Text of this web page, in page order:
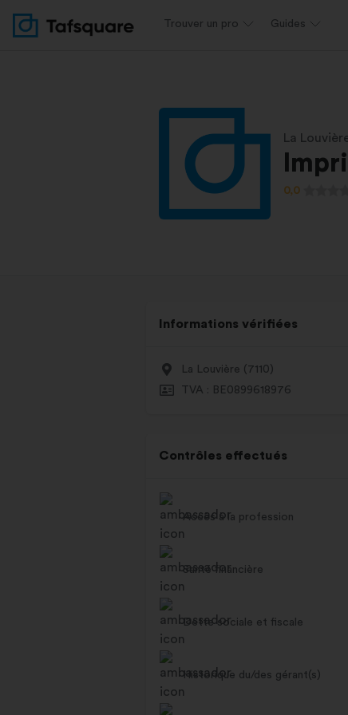
Trouver un pro Guides
La
0,0
Informations vérifiées
La Louvière (7110)
TVA : BE0899618976
Contrôles effectués
Accès à la profession
Santé financière
Dette sociale et fiscale
Historique du/des gérant(s)